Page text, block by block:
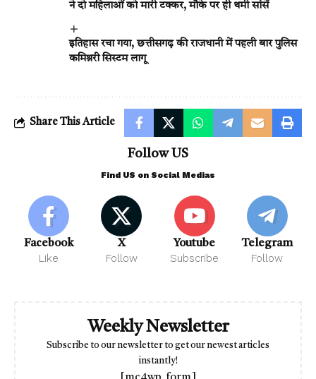
ने दो महिलाओं को मारी टक्कर, मौके पर ही थमी सांसें
इतिहास रचा गया, छत्तीसगढ़ की राजधानी में पहली बार पुलिस
कमिश्नरी सिस्टम लागू
Share This Article
Follow US
Find US on Social Medias
Facebook
Like
X
Follow
Youtube
Subscribe
Telegram
Follow
Weekly Newsletter
Subscribe to our newsletter to get our newest articles
instantly!